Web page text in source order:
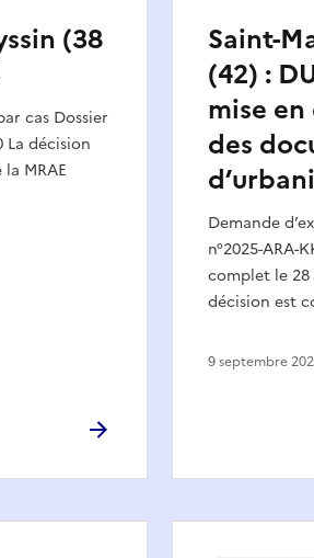
(38
cas Dossier
La décision
MRAE
Saint-
(42) :
mise
des
Demande
n°2025-ARA-
complet le 28
décision est
9 septembre